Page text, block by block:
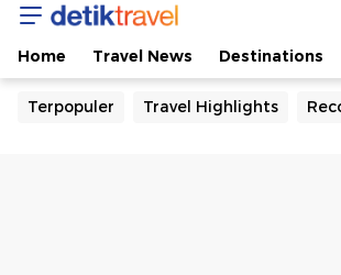
Home Travel News Destinations
Terpopuler Travel Highlights